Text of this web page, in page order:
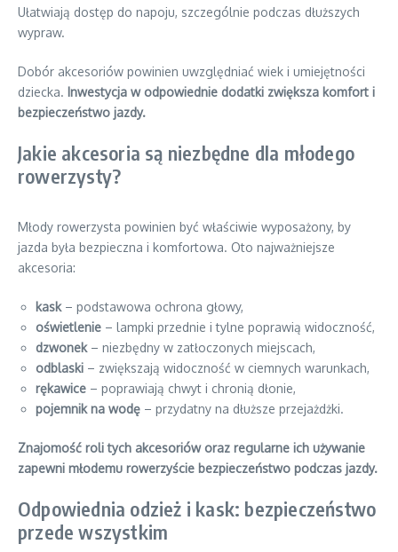
Ułatwiają dostęp do napoju, szczególnie podczas dłuższych
wypraw.
Dobór akcesoriów powinien uwzględniać wiek i umiejętności
dziecka. Inwestycja w odpowiednie dodatki zwiększa komfort i
bezpieczeństwo jazdy.
Jakie akcesoria są niezbędne dla młodego
rowerzysty?
Młody rowerzysta powinien być właściwie wyposażony, by
jazda była bezpieczna i komfortowa. Oto najważniejsze
akcesoria:
kask– podstawowa ochrona głowy,
oświetlenie – lampki przednie i tylne poprawią widoczność,
dzwonek– niezbędny w zatłoczonych miejscach,
odblaski – zwiększają widoczność w ciemnych warunkach,
rękawice – poprawiają chwyt i chronią dłonie,
pojemnik na wodę – przydatny na dłuższe przejażdżki.
Znajomość roli tych akcesoriów oraz regularne ich używanie
zapewni młodemu rowerzyście bezpieczeństwo podczas jazdy.
Odpowiednia odzież i kask: bezpieczeństwo
przede wszystkim